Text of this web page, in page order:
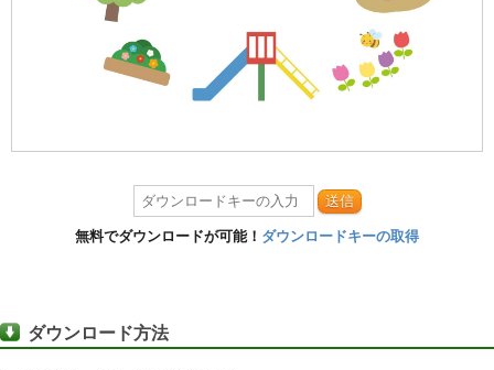
送信
無料でダウンロードが可能！ ダウンロードキーの取得
ダウンロード方法